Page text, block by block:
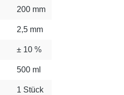
200 mm
2,5 mm
± 10 %
500 ml
1 Stück